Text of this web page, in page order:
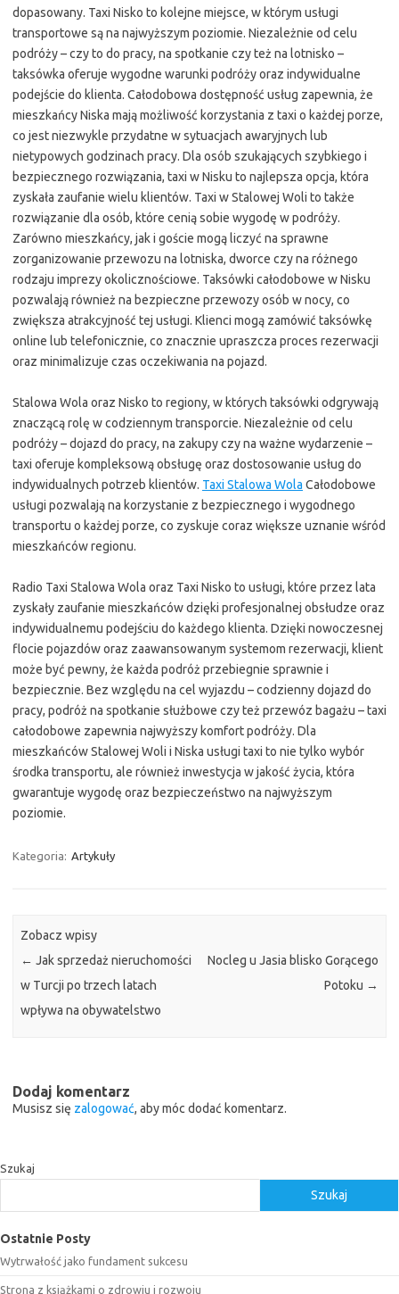
dopasowany. Taxi Nisko to kolejne miejsce, w którym usługi
transportowe są na najwyższym poziomie. Niezależnie od celu
podróży – czy to do pracy, na spotkanie czy też na lotnisko –
taksówka oferuje wygodne warunki podróży oraz indywidualne
podejście do klienta. Całodobowa dostępność usług zapewnia, że
mieszkańcy Niska mają możliwość korzystania z taxi o każdej porze,
co jest niezwykle przydatne w sytuacjach awaryjnych lub
nietypowych godzinach pracy. Dla osób szukających szybkiego i
bezpiecznego rozwiązania, taxi w Nisku to najlepsza opcja, która
zyskała zaufanie wielu klientów. Taxi w Stalowej Woli to także
rozwiązanie dla osób, które cenią sobie wygodę w podróży.
Zarówno mieszkańcy, jak i goście mogą liczyć na sprawne
zorganizowanie przewozu na lotniska, dworce czy na różnego
rodzaju imprezy okolicznościowe. Taksówki całodobowe w Nisku
pozwalają również na bezpieczne przewozy osób w nocy, co
zwiększa atrakcyjność tej usługi. Klienci mogą zamówić taksówkę
online lub telefonicznie, co znacznie upraszcza proces rezerwacji
oraz minimalizuje czas oczekiwania na pojazd.
Stalowa Wola oraz Nisko to regiony, w których taksówki odgrywają
znaczącą rolę w codziennym transporcie. Niezależnie od celu
podróży – dojazd do pracy, na zakupy czy na ważne wydarzenie –
taxi oferuje kompleksową obsługę oraz dostosowanie usług do
indywidualnych potrzeb klientów. Taxi Stalowa Wola Całodobowe
usługi pozwalają na korzystanie z bezpiecznego i wygodnego
transportu o każdej porze, co zyskuje coraz większe uznanie wśród
mieszkańców regionu.
Radio Taxi Stalowa Wola oraz Taxi Nisko to usługi, które przez lata
zyskały zaufanie mieszkańców dzięki profesjonalnej obsłudze oraz
indywidualnemu podejściu do każdego klienta. Dzięki nowoczesnej
flocie pojazdów oraz zaawansowanym systemom rezerwacji, klient
może być pewny, że każda podróż przebiegnie sprawnie i
bezpiecznie. Bez względu na cel wyjazdu – codzienny dojazd do
pracy, podróż na spotkanie służbowe czy też przewóz bagażu – taxi
całodobowe zapewnia najwyższy komfort podróży. Dla
mieszkańców Stalowej Woli i Niska usługi taxi to nie tylko wybór
środka transportu, ale również inwestycja w jakość życia, która
gwarantuje wygodę oraz bezpieczeństwo na najwyższym
poziomie.
Kategoria: Artykuły
Zobacz wpisy
← Jak sprzedaż nieruchomości
w Turcji po trzech latach
wpływa na obywatelstwo
Nocleg u Jasia blisko Gorącego
Potoku →
Dodaj komentarz
Musisz się zalogować, aby móc dodać komentarz.
Szukaj
Szukaj
Ostatnie Posty
Wytrwałość jako fundament sukcesu
Strona z książkami o zdrowiu i rozwoju